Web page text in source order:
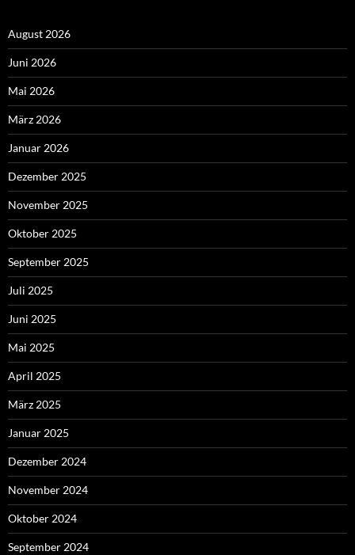
August 2026
Juni 2026
Mai 2026
März 2026
Januar 2026
Dezember 2025
November 2025
Oktober 2025
September 2025
Juli 2025
Juni 2025
Mai 2025
April 2025
März 2025
Januar 2025
Dezember 2024
November 2024
Oktober 2024
September 2024